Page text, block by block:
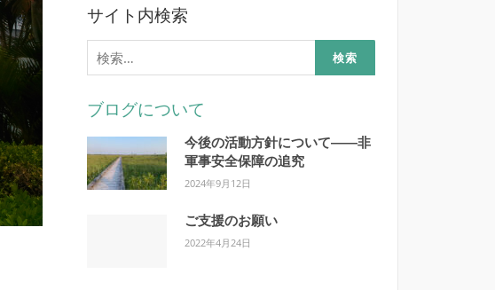
サイト内検索
検
索:
ブログについて
今後の活動方針について――非
軍事安全保障の追究
2024年9月12日
ご支援のお願い
2022年4月24日